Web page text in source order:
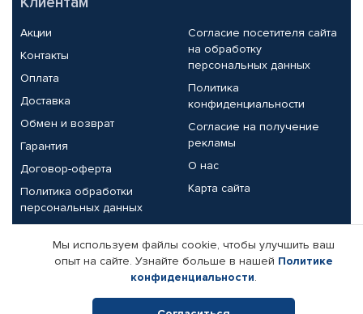
Акции
Контакты
Оплата
Доставка
Обмен и возврат
Гарантия
Договор-оферта
Политика обработки
персональных данных
Согласие посетителя сайта
на обработку
персональных данных
Политика
конфиденциальности
Согласие на получение
рекламы
О нас
Карта сайта
Партнерам
Корпоративным клиентам
Поставщикам
Реквизиты компании
Мы используем файлы cookie, чтобы улучшить ваш
опыт на сайте. Узнайте больше в нашей Политике
конфиденциальности.